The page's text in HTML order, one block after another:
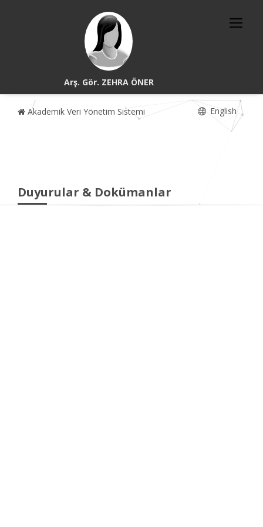
Arş. Gör. ZEHRA ÖNER
Akademik Veri Yönetim Sistemi English
Duyurular & Dokümanlar